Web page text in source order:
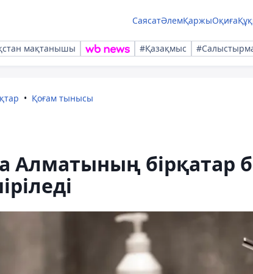
СаясатӘлемҚаржыОқиға
мақтанышы #Қазақмыс
Қоғам тынысы
Алматының бірқатар